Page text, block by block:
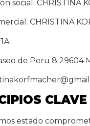
social: CHRISTINA
CHRISTINA
de Peru 8 29604
CLAVE
estado